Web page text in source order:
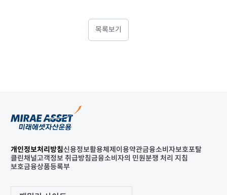
목록보기
개인정보처리방침신용정보활용체제 이용약관금융소비자보호포탈
클린채널고객정보 취급방침금융소비자의 민원분쟁 처리 지침
보호금융상품등록부